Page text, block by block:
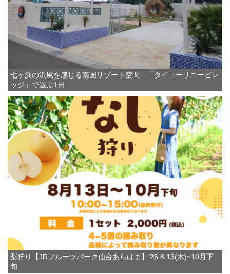
七ヶ浜の浜風を感じる南国リゾート空間 「タイヨーサニービレ
ッジ」で遊ぶ1日
梨狩り【JRフルーツパーク仙台あらはま】’26.8.13(木)~10月下
旬